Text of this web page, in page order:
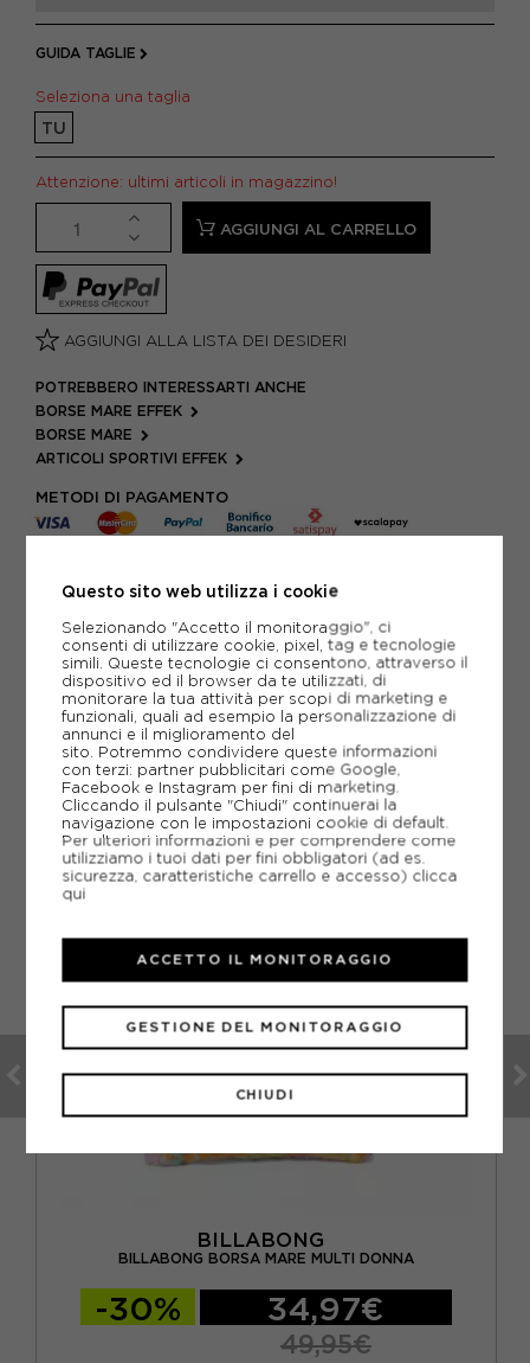
GUIDA TAGLIE
Seleziona una taglia
TU
Attenzione: ultimi articoli in magazzino!
AGGIUNGI AL CARRELLO
AGGIUNGI ALLA LISTA DEI DESIDERI
POTREBBERO INTERESSARTI ANCHE
BORSE MARE EFFEK
BORSE MARE
ARTICOLI SPORTIVI EFFEK
METODI DI PAGAMENTO
PIÙ INFORMAZIONI
SCHEDA TECNICA
GUIDA ALLE TAGLIE
CONSIGLIATI DA NOI
BILLABONG
BILLABONG BORSA MARE MULTI DONNA
-30% 34,97€
49,95€
Questo sito web utilizza i cookie
Selezionando "Accetto il monitoraggio", ci
consenti di utilizzare cookie, pixel, tag e tecnologie
simili. Queste tecnologie ci consentono, attraverso il
dispositivo ed il browser da te utilizzati, di
monitorare la tua attività per scopi di marketing e
funzionali, quali ad esempio la personalizzazione di
annunci e il miglioramento del
sito. Potremmo condividere queste informazioni
con terzi: partner pubblicitari come Google,
Facebook e Instagram per fini di marketing.
Cliccando il pulsante "Chiudi" continuerai la
navigazione con le impostazioni cookie di default.
Per ulteriori informazioni e per comprendere come
utilizziamo i tuoi dati per fini obbligatori (ad es.
sicurezza, caratteristiche carrello e accesso) clicca
qui
CHIUDI
GESTIONE DEL MONITORAGGIO
ACCETTO IL MONITORAGGIO